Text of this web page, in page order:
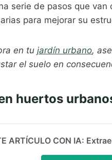
serie de pasos que
para mejorar su
en tu jardín urbano,
el suelo en
huertos
ARTÍCULO CON IA: